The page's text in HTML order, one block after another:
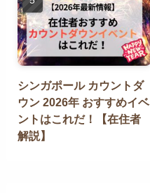
シンガポール カウントダ
ウン 2026年 おすすめイベ
ントはこれだ！【在住者
解説】